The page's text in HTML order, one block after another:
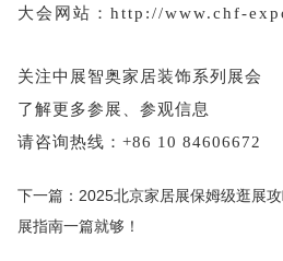
大会网站： http://www.chf-
关注中展智奥家居装饰系列展会
了解更多参展、参观信息
请咨询热线：+86 10 84606672
下一篇：2025北京家居展保姆级逛展
展指南一篇就够！